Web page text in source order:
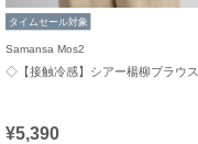
タイムセール対象
Samansa Mos2
◇【接触冷感】シアー楊柳ブラウス
¥5,390